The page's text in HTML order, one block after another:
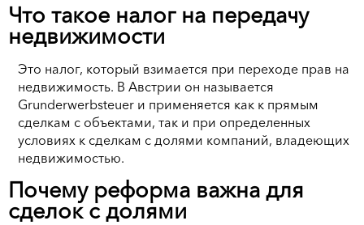
Что такое налог на передачу
недвижимости
Это налог, который взимается при переходе прав на
недвижимость. В Австрии он называется
Grunderwerbsteuer и применяется как к прямым
сделкам с объектами, так и при определенных
условиях к сделкам с долями компаний, владеющих
недвижимостью.
Почему реформа важна для
сделок с долями